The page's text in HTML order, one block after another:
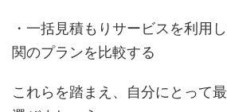
・一括見積もりサービスを利用
関のプランを比較する
これらを踏まえ、自分にとって